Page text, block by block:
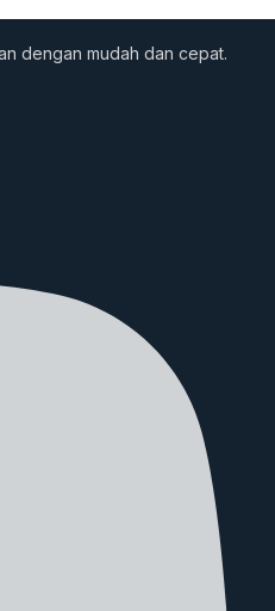
dengan mudah dan cepat.